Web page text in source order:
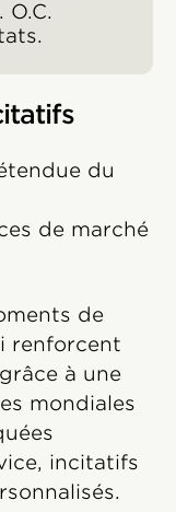
du
de marché
de
renforcent
à une
mondiales
incitatifs